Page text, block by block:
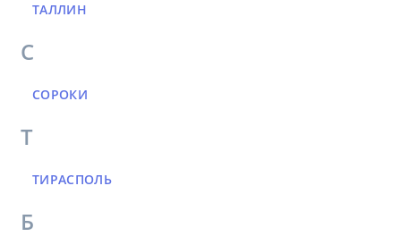
ТАЛЛИН
С
СОРОКИ
Т
ТИРАСПОЛЬ
Б